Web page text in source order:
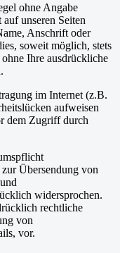
ohne Angabe
unseren Seiten
Anschrift oder
soweit möglich, stets
Ihre ausdrückliche
im Internet (z.B.
aufweisen
dem Zugriff durch
Übersendung von
widersprochen.
rechtliche
von
vor.